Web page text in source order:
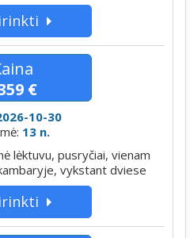
€
10-30
13 n.
lėktuvu, pusryčiai, vienam
vykstant dviese